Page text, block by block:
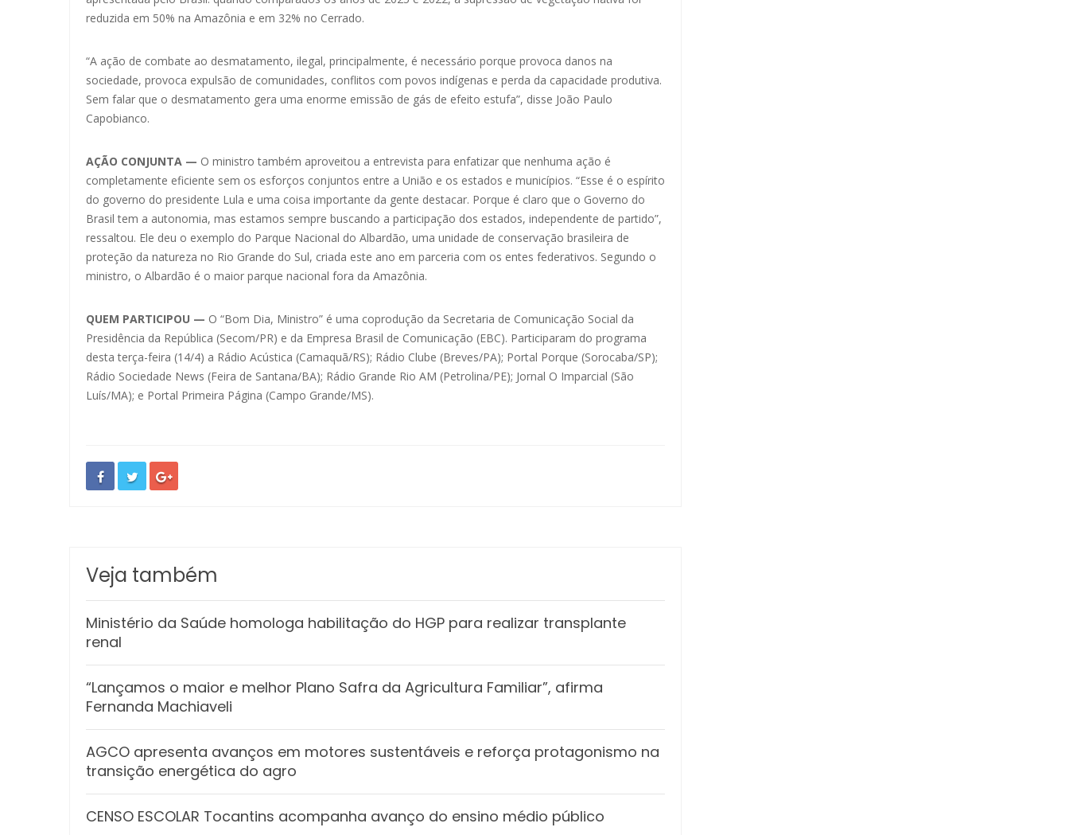
reduzida em 50% na Amazônia e em 32% no Cerrado.
“A ação de combate ao desmatamento, ilegal, principalmente, é necessário porque provoca danos na
sociedade, provoca expulsão de comunidades, conflitos com povos indígenas e perda da capacidade produtiva.
Sem falar que o desmatamento gera uma enorme emissão de gás de efeito estufa”, disse João Paulo
Capobianco.
AÇÃO CONJUNTA — O ministro também aproveitou a entrevista para enfatizar que nenhuma ação é
completamente eficiente sem os esforços conjuntos entre a União e os estados e municípios. “Esse é o espírito
do governo do presidente Lula e uma coisa importante da gente destacar. Porque é claro que o Governo do
Brasil tem a autonomia, mas estamos sempre buscando a participação dos estados, independente de partido”,
ressaltou. Ele deu o exemplo do Parque Nacional do Albardão, uma unidade de conservação brasileira de
proteção da natureza no Rio Grande do Sul, criada este ano em parceria com os entes federativos. Segundo o
ministro, o Albardão é o maior parque nacional fora da Amazônia.
QUEM PARTICIPOU — O “Bom Dia, Ministro” é uma coprodução da Secretaria de Comunicação Social da
Presidência da República (Secom/PR) e da Empresa Brasil de Comunicação (EBC). Participaram do programa
desta terça-feira (14/4) a Rádio Acústica (Camaquã/RS); Rádio Clube (Breves/PA); Portal Porque (Sorocaba/SP);
Rádio Sociedade News (Feira de Santana/BA); Rádio Grande Rio AM (Petrolina/PE); Jornal O Imparcial (São
Luís/MA); e Portal Primeira Página (Campo Grande/MS).
Veja também
Ministério da Saúde homologa habilitação do HGP para realizar transplante
renal
“Lançamos o maior e melhor Plano Safra da Agricultura Familiar”, afirma
Fernanda Machiaveli
AGCO apresenta avanços em motores sustentáveis e reforça protagonismo na
transição energética do agro
CENSO ESCOLAR Tocantins acompanha avanço do ensino médio público